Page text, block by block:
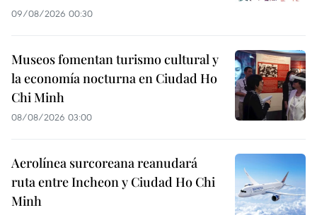
09/08/2026 00:30
Museos fomentan turismo cultural y
la economía nocturna en Ciudad Ho
Chi Minh
08/08/2026 03:00
Aerolínea surcoreana reanudará
ruta entre Incheon y Ciudad Ho Chi
Minh